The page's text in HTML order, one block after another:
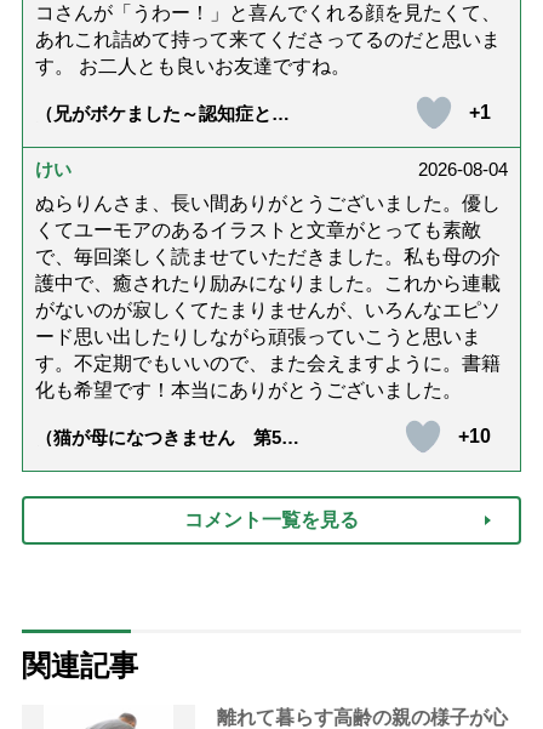
コさんが「うわー！」と喜んでくれる顔を見たくて、
あれこれ詰めて持って来てくださってるのだと思いま
す。 お二人とも良いお友達ですね。
（兄がボケました～認知症と介
達』が届きました」）
+1
けい
2026-08-04
ぬらりんさま、長い間ありがとうございました。優し
くてユーモアのあるイラストと文章がとっても素敵
で、毎回楽しく読ませていただきました。私も母の介
護中で、癒されたり励みになりました。これから連載
がないのが寂しくてたまりませんが、いろんなエピソ
ード思い出したりしながら頑張っていこうと思いま
す。不定期でもいいので、また会えますように。書籍
化も希望です！本当にありがとうございました。
（猫が母になつきません 第500
+10
コメント一覧を見る
関連記事
離れて暮らす高齢の親の様子が心